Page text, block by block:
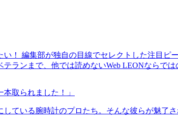
い！ 編集部が独自の目線でセレクトした注目ピ
ランまで、他では読めないWeb LEONならで
取られました！」
ている腕時計のプロたち。そんな彼らが魅了